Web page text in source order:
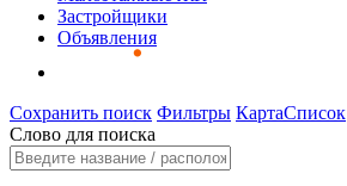
Застройщики
Объявления
Сохранить поиск Фильтры КартаСписок
Слово для поиска